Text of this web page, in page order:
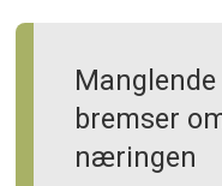
bremser
næringen